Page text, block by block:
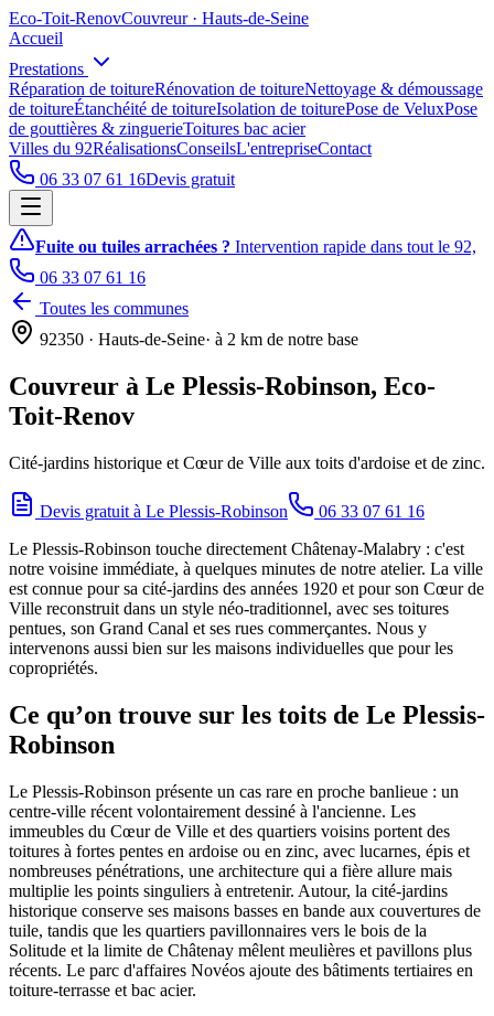
Eco-Toit-RenovCouvreur · Hauts-de-Seine
Accueil
Prestations
Réparation de toitureRénovation de toitureNettoyage & démoussage
de toitureÉtanchéité de toitureIsolation de toiturePose de VeluxPose
de gouttières & zinguerieToitures bac acier
Villes du 92RéalisationsConseilsL'entrepriseContact
06 33 07 61 16Devis gratuit
Fuite ou tuiles arrachées ? Intervention rapide dans tout le 92,
06 33 07 61 16
Toutes les communes
92350 · Hauts-de-Seine· à 2 km de notre base
Couvreur à Le Plessis-Robinson, Eco-
Toit-Renov
Cité-jardins historique et Cœur de Ville aux toits d'ardoise et de zinc.
Devis gratuit à Le Plessis-Robinson
06 33 07 61 16
Le Plessis-Robinson touche directement Châtenay-Malabry : c'est
notre voisine immédiate, à quelques minutes de notre atelier. La ville
est connue pour sa cité-jardins des années 1920 et pour son Cœur de
Ville reconstruit dans un style néo-traditionnel, avec ses toitures
pentues, son Grand Canal et ses rues commerçantes. Nous y
intervenons aussi bien sur les maisons individuelles que pour les
copropriétés.
Ce qu’on trouve sur les toits de Le Plessis-
Robinson
Le Plessis-Robinson présente un cas rare en proche banlieue : un
centre-ville récent volontairement dessiné à l'ancienne. Les
immeubles du Cœur de Ville et des quartiers voisins portent des
toitures à fortes pentes en ardoise ou en zinc, avec lucarnes, épis et
nombreuses pénétrations, une architecture qui a fière allure mais
multiplie les points singuliers à entretenir. Autour, la cité-jardins
historique conserve ses maisons basses en bande aux couvertures de
tuile, tandis que les quartiers pavillonnaires vers le bois de la
Solitude et la limite de Châtenay mêlent meulières et pavillons plus
récents. Le parc d'affaires Novéos ajoute des bâtiments tertiaires en
toiture-terrasse et bac acier.